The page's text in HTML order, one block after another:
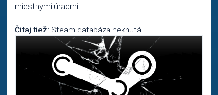
miestnymi úradmi.
Čitaj tiež: Steam databáza heknutá